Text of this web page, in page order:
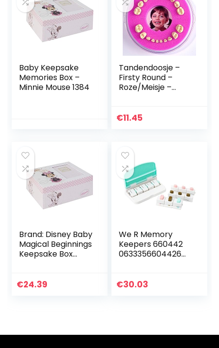
Baby Keepsake
Memories Box –
Minnie Mouse 1384
Tandendoosje –
Firsty Round –
Roze/Meisje –
Sticker en
€11.45
Brand: Disney Baby
Magical Beginnings
Keepsake Box
€24.39
We R Memory
Keepers 660442
0633356604426
Planner (15 stuks),
€30.03